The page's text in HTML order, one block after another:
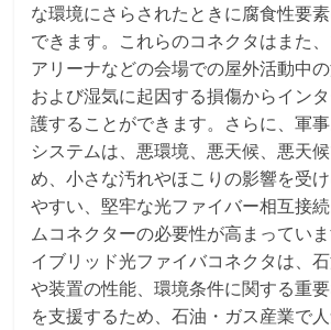
な環境にさらされたときに腐食性要
できます。これらのコネクタはまた
アリーナなどの会場での屋外活動中の
および湿気に起因する損傷からイン
護することができます。さらに、軍
システムは、悪環境、悪天候、悪天
め、小さな汚れやほこりの影響を受
やすい、堅牢な光ファイバー相互接
ムコネクターの必要性が高まってい
イブリッド光ファイバコネクタは、
や装置の性能、環境条件に関する重
を支援するため、石油・ガス産業で